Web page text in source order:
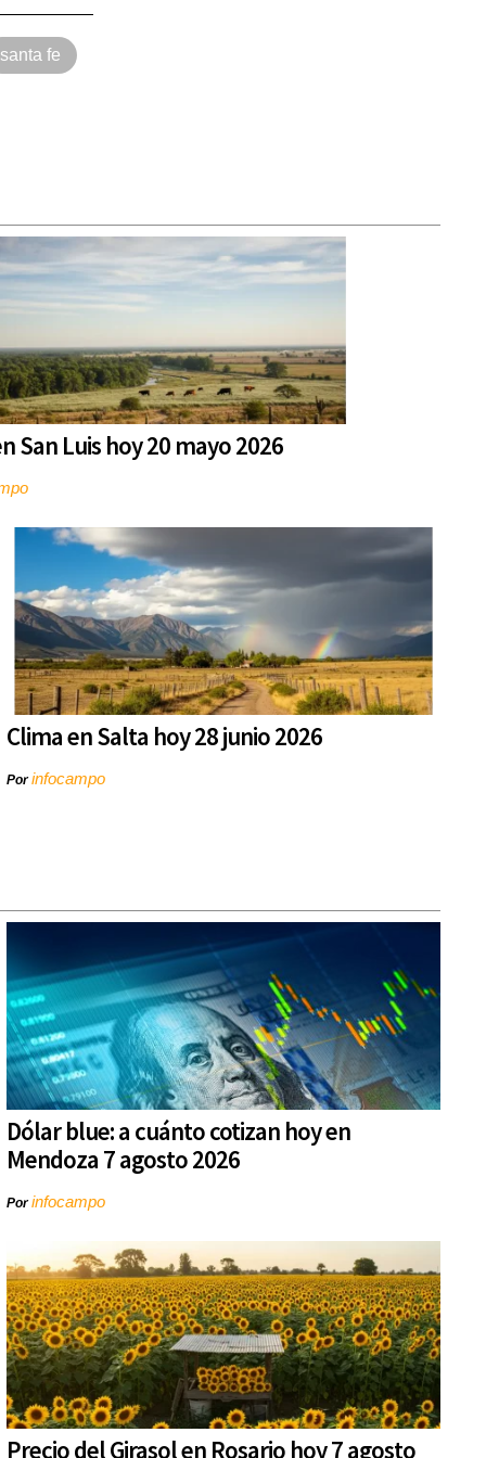
santa fe
San Luis hoy 20 mayo 2026
Clima en Salta hoy 28 junio 2026
Porinfocampo
Dólar blue: a cuánto cotizan hoy en
Mendoza 7 agosto 2026
Porinfocampo
Precio del Girasol en Rosario hoy 7 agosto